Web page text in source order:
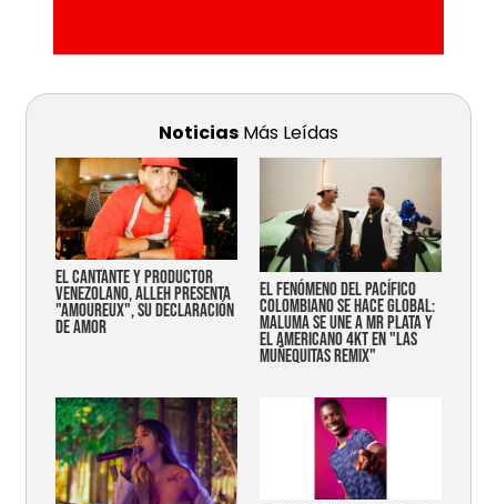
Noticias Más Leídas
EL CANTANTE Y PRODUCTOR
VENEZOLANO, ALLEH PRESENTA
"AMOUREUX", SU DECLARACIÓN
DE AMOR
EL FENÓMENO DEL PACÍFICO
COLOMBIANO SE HACE GLOBAL:
MALUMA SE UNE A MR PLATA Y
EL AMERICANO 4KT EN "LAS
MUÑEQUITAS REMIX"